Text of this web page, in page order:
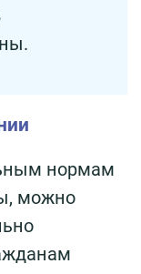
нормам
можно